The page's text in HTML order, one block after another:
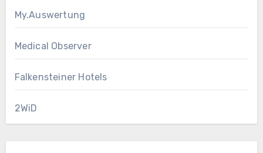
My.Auswertung
Medical Observer
Falkensteiner Hotels
2WiD